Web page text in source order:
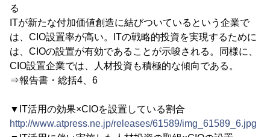
る
ITが新たな付加価値創造に結びついているという企業で
は、CIO設置率が高い。ITの戦略的投資を実現するために
は、CIOの設置が有効であることが示唆される。同様に、
CIO設置企業では、人材投資も積極的な傾向である。
⇒報告書・総括4、6
▼IT活用の効果×CIOを設置している割合
http://www.atpress.ne.jp/releases/61589/img_61589_6.jpg